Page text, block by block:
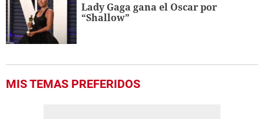
Lady Gaga gana el Oscar por
“Shallow”
MIS TEMAS PREFERIDOS